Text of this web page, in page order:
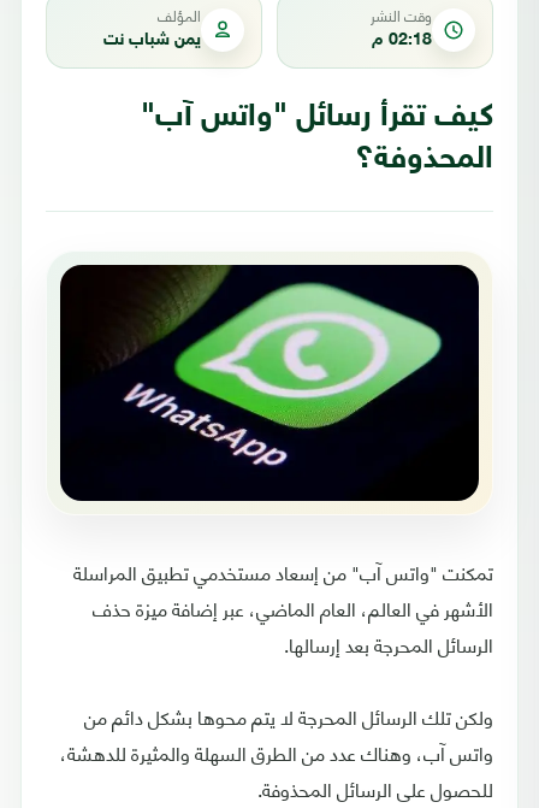
وقت النشر
02:18 م
المؤلف
يمن شباب نت
كيف تقرأ رسائل "واتس آب"
المحذوفة؟
تمكنت "واتس آب" من إسعاد مستخدمي تطبيق المراسلة
الأشهر في العالم، العام الماضي، عبر إضافة ميزة حذف
الرسائل المحرجة بعد إرسالها.
ولكن تلك الرسائل المحرجة لا يتم محوها بشكل دائم من
واتس آب، وهناك عدد من الطرق السهلة والمثيرة للدهشة،
للحصول على الرسائل المحذوفة.